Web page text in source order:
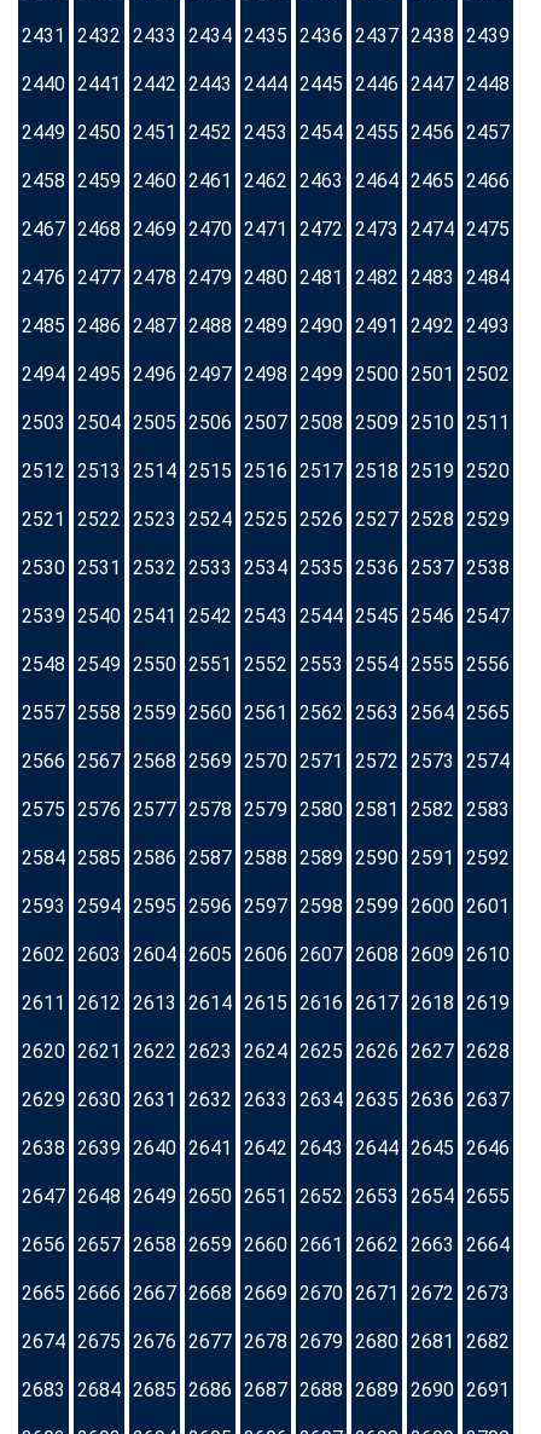
2431 2432 2433 2434 2435 2436 2437 2438 2439
2440 2441 2442 2443 2444 2445 2446 2447 2448
2449 2450 2451 2452 2453 2454 2455 2456 2457
2458 2459 2460 2461 2462 2463 2464 2465 2466
2467 2468 2469 2470 2471 2472 2473 2474 2475
2476 2477 2478 2479 2480 2481 2482 2483 2484
2485 2486 2487 2488 2489 2490 2491 2492 2493
2494 2495 2496 2497 2498 2499 2500 2501 2502
2503 2504 2505 2506 2507 2508 2509 2510 2511
2512 2513 2514 2515 2516 2517 2518 2519 2520
2521 2522 2523 2524 2525 2526 2527 2528 2529
2530 2531 2532 2533 2534 2535 2536 2537 2538
2539 2540 2541 2542 2543 2544 2545 2546 2547
2548 2549 2550 2551 2552 2553 2554 2555 2556
2557 2558 2559 2560 2561 2562 2563 2564 2565
2566 2567 2568 2569 2570 2571 2572 2573 2574
2575 2576 2577 2578 2579 2580 2581 2582 2583
2584 2585 2586 2587 2588 2589 2590 2591 2592
2593 2594 2595 2596 2597 2598 2599 2600 2601
2602 2603 2604 2605 2606 2607 2608 2609 2610
2611 2612 2613 2614 2615 2616 2617 2618 2619
2620 2621 2622 2623 2624 2625 2626 2627 2628
2629 2630 2631 2632 2633 2634 2635 2636 2637
2638 2639 2640 2641 2642 2643 2644 2645 2646
2647 2648 2649 2650 2651 2652 2653 2654 2655
2656 2657 2658 2659 2660 2661 2662 2663 2664
2665 2666 2667 2668 2669 2670 2671 2672 2673
2674 2675 2676 2677 2678 2679 2680 2681 2682
2683 2684 2685 2686 2687 2688 2689 2690 2691